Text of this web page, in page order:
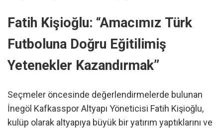
Fatih Kişioğlu: “Amacımız Türk
Futboluna Doğru Eğitilimiş
Yetenekler Kazandırmak”
Seçmeler öncesinde değerlendirmelerde bulunan
İnegöl Kafkasspor Altyapı Yöneticisi Fatih Kişioğlu,
kulüp olarak altyapıya büyük bir yatırım yaptıklarını ve